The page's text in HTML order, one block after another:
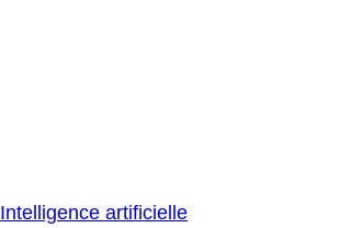
Intelligence artificielle